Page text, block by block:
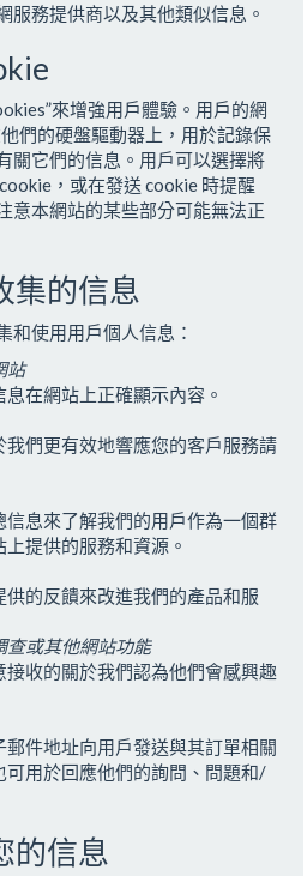
服務提供商以及其他類似信息。
來增強用戶體驗。用戶的網
們的硬盤驅動器上，用於記錄保
關它們的信息。用戶可以選擇將
，或在發送 cookie 時提醒
意本網站的某些部分可能無法正
集的信息
和使用用戶個人信息：
站
在網站上正確顯示內容。
我們更有效地響應您的客戶服務請
信息來了解我們的用戶作為一個群
提供的服務和資源。
的反饋來改進我們的產品和服
查或其他網站功能
接收的關於我們認為他們會感興趣
件地址向用戶發送與其訂單相關
可用於回應他們的詢問、問題和/
的信息